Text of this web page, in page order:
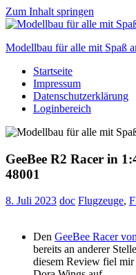
Zum Inhalt springen
Modellbau für alle mit Spaß
Scale
modelling
to
Startseite
Impressum
Datenschutzerklärung
Loginbereich
GeeBee R2 Racer in
48001
8. Juli 2023 doc Flugzeuge,
Den GeeBee Racer
bereits an anderer
diesem Review fiel